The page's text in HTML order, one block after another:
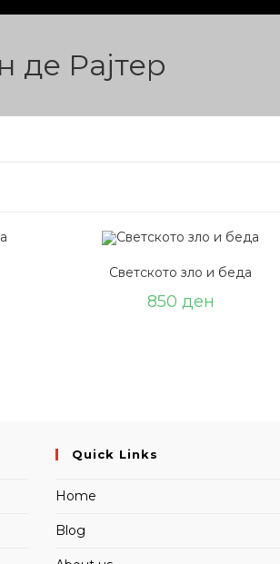
де Рајтер
Светското зло и беда
850 ден
Quick Links
Home
Blog